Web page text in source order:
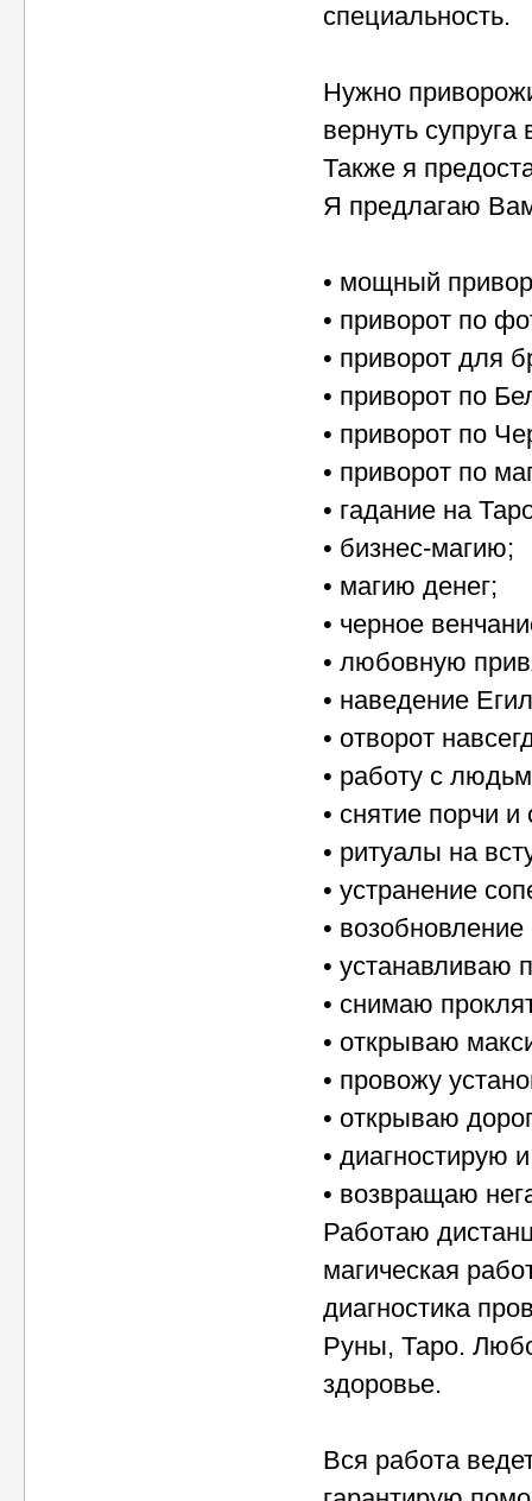
специальность.
Нужно
вернуть
Также я
Я предлагаю
• мощный
• приворот по
• приворот для
• приворот по
• приворот по
• приворот по
• гадание на
• бизнес-магию;
• магию денег;
• черное
• любовную
• наведение
• отворот
• работу с
• снятие порчи и
• ритуалы на
• устранение
•
• устанавливаю
• снимаю
• открываю
• провожу
• открываю
• диагностирую
• возвращаю
Работаю
магическая
диагностика
Руны, Таро.
здоровье.
Вся работа